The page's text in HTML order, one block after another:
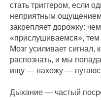
стать триггером, если
неприятным
закрепляет дорожку:
«прислушиваемся»,
Мозг усиливает сигнал,
распознать, и мы
ищу — нахожу —
Дыхание — частый